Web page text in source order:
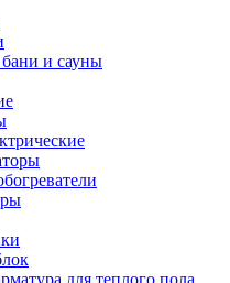
и сауны
для теплого пола